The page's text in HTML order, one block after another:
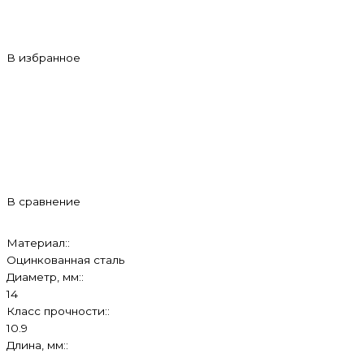
В избранное
В сравнение
Материал::
Оцинкованная сталь
Диаметр, мм::
14
Класс прочности::
10.9
Длина, мм::